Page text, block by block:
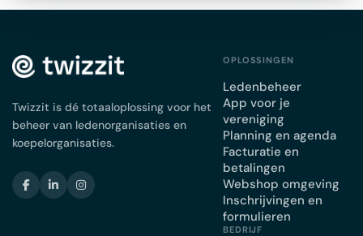
Twizzit is dé totaaloplossing voor het
beheer van ledenorganisaties en
koepelorganisaties.
OPLOSSINGEN
Ledenbeheer
App voor je
vereniging
Planning en agenda
Facturatie en
betalingen
Webshop omgeving
Inschrijvingen en
formulieren
BEDRIJF